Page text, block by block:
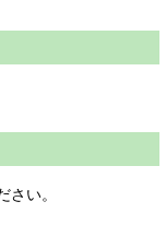
さい。